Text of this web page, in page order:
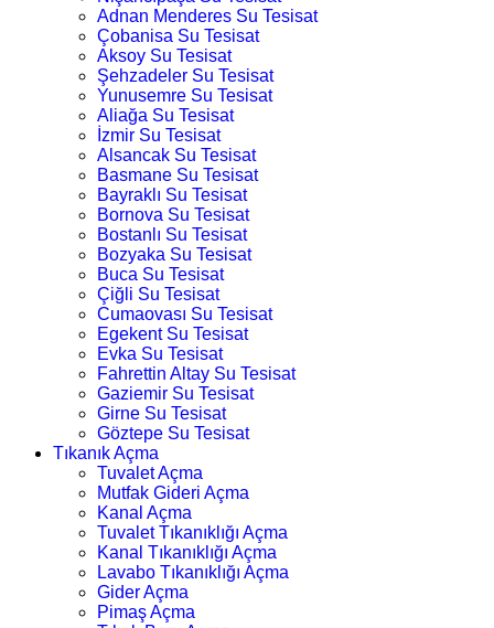
Adnan Menderes Su Tesisat
Çobanisa Su Tesisat
Aksoy Su Tesisat
Şehzadeler Su Tesisat
Yunusemre Su Tesisat
Aliağa Su Tesisat
İzmir Su Tesisat
Alsancak Su Tesisat
Basmane Su Tesisat
Bayraklı Su Tesisat
Bornova Su Tesisat
Bostanlı Su Tesisat
Bozyaka Su Tesisat
Buca Su Tesisat
Çiğli Su Tesisat
Cumaovası Su Tesisat
Egekent Su Tesisat
Evka Su Tesisat
Fahrettin Altay Su Tesisat
Gaziemir Su Tesisat
Girne Su Tesisat
Göztepe Su Tesisat
Tıkanık Açma
Tuvalet Açma
Mutfak Gideri Açma
Kanal Açma
Tuvalet Tıkanıklığı Açma
Kanal Tıkanıklığı Açma
Lavabo Tıkanıklığı Açma
Gider Açma
Pimaş Açma